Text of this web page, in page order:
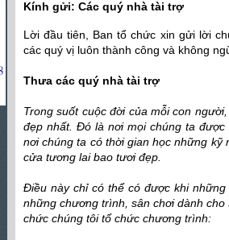
Kính gửi: Các quý nhà tài trợ
Lời đầu tiên, Ban tổ chức xin gửi lời
các quý vị luôn thành công và không
Thưa các quý nhà tài trợ
Trong suốt cuộc đời của mỗi con
đẹp nhất. Đó là nơi mọi chúng ta
nơi chúng ta có thời gian học những
cửa tương lai bao tươi đẹp.
Điều này chỉ có thể có được khi những
những chương trình, sân chơi dành
chức chúng tôi tổ chức chương trình: